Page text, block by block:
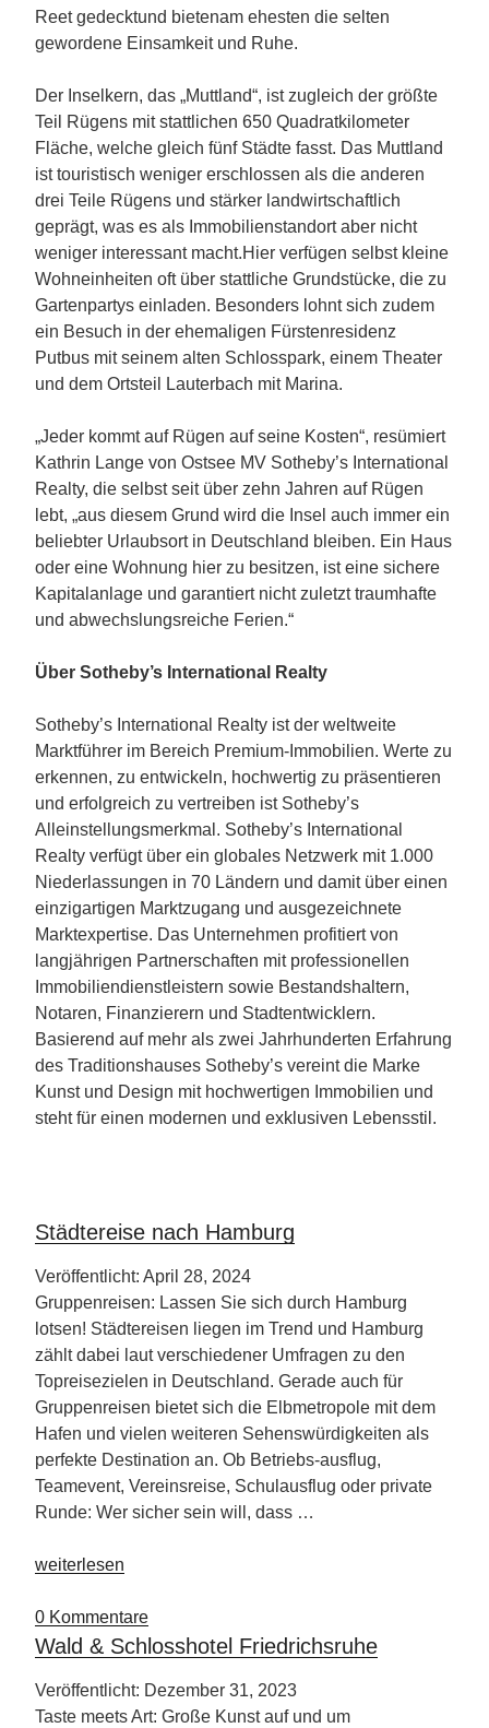
Reet gedecktund bietenam ehesten die selten
gewordene Einsamkeit und Ruhe.
Der Inselkern, das „Muttland“, ist zugleich der größte
Teil Rügens mit stattlichen 650 Quadratkilometer
Fläche, welche gleich fünf Städte fasst. Das Muttland
ist touristisch weniger erschlossen als die anderen
drei Teile Rügens und stärker landwirtschaftlich
geprägt, was es als Immobilienstandort aber nicht
weniger interessant macht.Hier verfügen selbst kleine
Wohneinheiten oft über stattliche Grundstücke, die zu
Gartenpartys einladen. Besonders lohnt sich zudem
ein Besuch in der ehemaligen Fürstenresidenz
Putbus mit seinem alten Schlosspark, einem Theater
und dem Ortsteil Lauterbach mit Marina.
„Jeder kommt auf Rügen auf seine Kosten“, resümiert
Kathrin Lange von Ostsee MV Sotheby’s International
Realty, die selbst seit über zehn Jahren auf Rügen
lebt, „aus diesem Grund wird die Insel auch immer ein
beliebter Urlaubsort in Deutschland bleiben. Ein Haus
oder eine Wohnung hier zu besitzen, ist eine sichere
Kapitalanlage und garantiert nicht zuletzt traumhafte
und abwechslungsreiche Ferien.“
Über Sotheby’s International Realty
Sotheby’s International Realty ist der weltweite
Marktführer im Bereich Premium-Immobilien. Werte zu
erkennen, zu entwickeln, hochwertig zu präsentieren
und erfolgreich zu vertreiben ist Sotheby’s
Alleinstellungsmerkmal. Sotheby’s International
Realty verfügt über ein globales Netzwerk mit 1.000
Niederlassungen in 70 Ländern und damit über einen
einzigartigen Marktzugang und ausgezeichnete
Marktexpertise. Das Unternehmen profitiert von
langjährigen Partnerschaften mit professionellen
Immobiliendienstleistern sowie Bestandshaltern,
Notaren, Finanzierern und Stadtentwicklern.
Basierend auf mehr als zwei Jahrhunderten Erfahrung
des Traditionshauses Sotheby’s vereint die Marke
Kunst und Design mit hochwertigen Immobilien und
steht für einen modernen und exklusiven Lebensstil.
Städtereise nach Hamburg
Veröffentlicht: April 28, 2024
Gruppenreisen: Lassen Sie sich durch Hamburg
lotsen! Städtereisen liegen im Trend und Hamburg
zählt dabei laut verschiedener Umfragen zu den
Topreisezielen in Deutschland. Gerade auch für
Gruppenreisen bietet sich die Elbmetropole mit dem
Hafen und vielen weiteren Sehenswürdigkeiten als
perfekte Destination an. Ob Betriebs-ausflug,
Teamevent, Vereinsreise, Schulausflug oder private
Runde: Wer sicher sein will, dass …
„Städtereise
Hamburg“
weiterlesen
0 Kommentare
Wald & Schlosshotel Friedrichsruhe
Veröffentlicht: Dezember 31, 2023
Taste meets Art: Große Kunst auf und um